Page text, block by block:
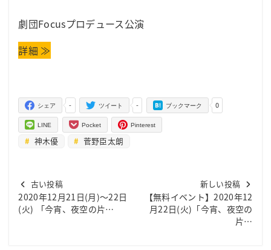
劇団Focusプロデュース公演
詳細 ≫
-
シェア -
ツイート 0
ブックマーク
LINE Pocket Pinterest
神木優 菅野臣太朗
古い投稿
2020年12月21日(月)～22日
(火) 「今宵、夜空の片…
新しい投稿
【無料イベント】2020年12
月22日(火)「今宵、夜空の
片…